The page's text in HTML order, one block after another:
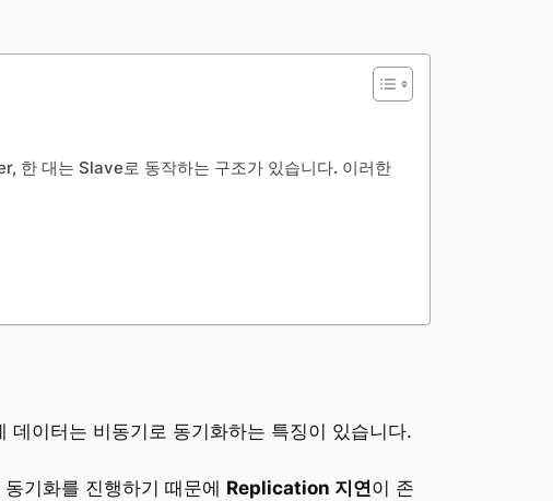
한 대는 Slave로 동작하는 구조가 있습니다. 이러한
이터는 비동기로 동기화하는 특징이 있습니다.
기화를 진행하기 때문에 Replication 지연이 존